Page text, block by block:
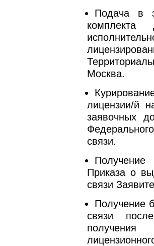
Подача в
Москва.
лицензии/й
заявочных
связи.
Приказа о
связи
Получение
связи